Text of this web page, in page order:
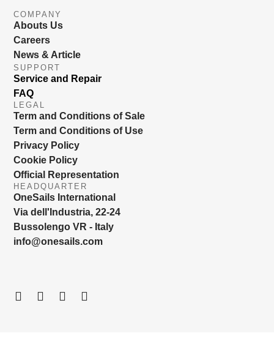
COMPANY
Abouts Us
Careers
News & Article
SUPPORT
Service and Repair
FAQ
LEGAL
Term and Conditions of Sale
Term and Conditions of Use
Privacy Policy
Cookie Policy
Official Representation
HEADQUARTER
OneSails International
Via dell'Industria, 22-24
Bussolengo VR - Italy
info@onesails.com